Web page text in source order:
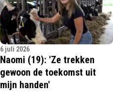
6 juli 2026
Naomi (19): 'Ze trekken
gewoon de toekomst uit
mijn handen'